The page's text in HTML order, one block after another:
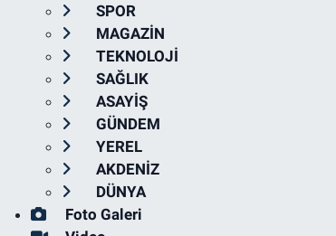
SPOR
MAGAZİN
TEKNOLOJİ
SAĞLIK
ASAYİŞ
GÜNDEM
YEREL
AKDENİZ
DÜNYA
Foto Galeri